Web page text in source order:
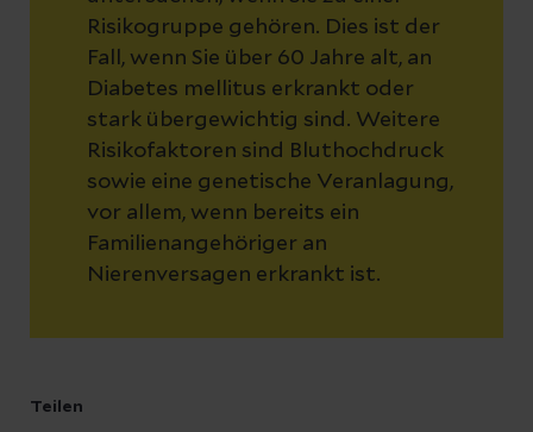
Risikogruppe gehören. Dies ist der
Fall, wenn Sie über 60 Jahre alt, an
Diabetes mellitus erkrankt oder
stark übergewichtig sind. Weitere
Risikofaktoren sind Bluthochdruck
sowie eine genetische Veranlagung,
vor allem, wenn bereits ein
Familienangehöriger an
Nierenversagen erkrankt ist.
Teilen